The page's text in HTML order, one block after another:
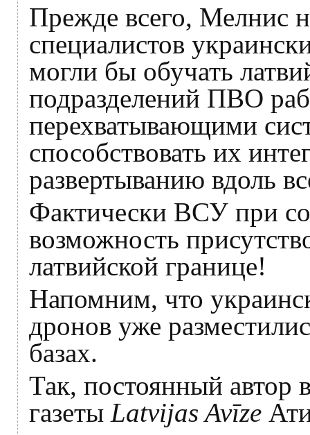
Прежде всего, Мелнис
специалистов
могли бы обучать
подразделений ПВО
перехватывающими
способствовать их
развертыванию вдоль
Фактически ВСУ при
возможность
латвийской границе!
Напомним, что
дронов уже
базах.
Так, постоянный автор
газеты Latvijas Avīze